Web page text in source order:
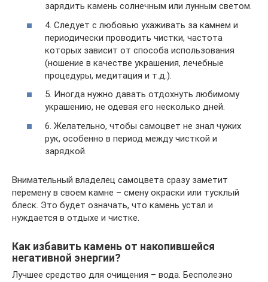
зарядить камень солнечным или лунным светом.
4. Следует с любовью ухаживать за камнем и
периодически проводить чистки, частота
которых зависит от способа использования
(ношение в качестве украшения, лечебные
процедуры, медитация и т.д.).
5. Иногда нужно давать отдохнуть любимому
украшению, не одевая его несколько дней.
6. Желательно, чтобы самоцвет не знал чужих
рук, особенно в период между чисткой и
зарядкой.
Внимательный владелец самоцвета сразу заметит
перемену в своем камне – смену окраски или тусклый
блеск. Это будет означать, что камень устал и
нуждается в отдыхе и чистке.
Как избавить камень от накопившейся
негативной энергии?
Лучшее средство для очищения – вода. Бесполезно